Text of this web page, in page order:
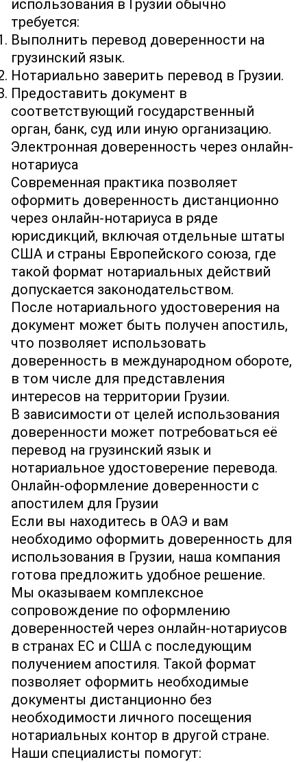
использования в Грузии обычно
требуется:
Выполнить перевод доверенности на
грузинский язык.
Нотариально заверить перевод в Грузии.
Предоставить документ в
соответствующий государственный
орган, банк, суд или иную организацию.
Электронная доверенность через онлайн‐
нотариуса
Современная практика позволяет
оформить доверенность дистанционно
через онлайн‐нотариуса в ряде
юрисдикций, включая отдельные штаты
США и страны Европейского союза, где
такой формат нотариальных действий
допускается законодательством.
После нотариального удостоверения на
документ может быть получен апостиль,
что позволяет использовать
доверенность в международном обороте,
в том числе для представления
интересов на территории Грузии.
В зависимости от целей использования
доверенности может потребоваться её
перевод на грузинский язык и
нотариальное удостоверение перевода.
Онлайн‐оформление доверенности с
апостилем для Грузии
Если вы находитесь в ОАЭ и вам
необходимо оформить доверенность для
использования в Грузии, наша компания
готова предложить удобное решение.
Мы оказываем комплексное
сопровождение по оформлению
доверенностей через онлайн‐нотариусов
в странах ЕС и США с последующим
получением апостиля. Такой формат
позволяет оформить необходимые
документы дистанционно без
необходимости личного посещения
нотариальных контор в другой стране.
Наши специалисты помогут: